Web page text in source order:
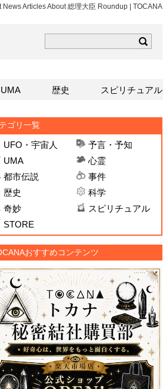
News Articles About 総理大臣 Roundup | TOCANA
ゴリ一覧
UFO・宇宙人
予言・予知
UMA
心霊
都市伝説
事件
歴史
科学
奇妙
スピリチュアル
STORE
おすすめコンテンツ
UMA 歴史 スピリチュアル